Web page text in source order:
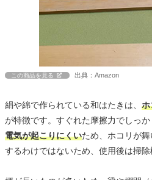
この商品を見る 出典：Amazon
絹や綿で作られている和はたきは、 ホ
が特徴です。すぐれた摩擦力でしっか
電気が起こりにくいため、ホコリが
するわけではないため、使用後は掃除